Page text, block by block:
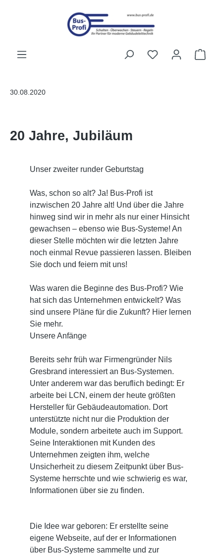
Przejdź do głównej zawartości
Masz 0
30.08.2020
20 Jahre, Jubiläum
Unser zweiter runder Geburtstag
Was, schon so alt? Ja! Bus-Profi ist
inzwischen 20 Jahre alt! Und über die Jahre
hinweg sind wir in mehr als nur einer Hinsicht
gewachsen – ebenso wie Bus-Systeme! An
dieser Stelle möchten wir die letzten Jahre
noch einmal Revue passieren lassen. Bleiben
Sie doch und feiern mit uns!
Was waren die Beginne des Bus-Profi? Wie
hat sich das Unternehmen entwickelt? Was
sind unsere Pläne für die Zukunft? Hier lernen
Sie mehr.
Unsere Anfänge
Bereits sehr früh war Firmengründer Nils
Gresbrand interessiert an Bus-Systemen.
Unter anderem war das beruflich bedingt: Er
arbeite bei LCN, einem der heute größten
Hersteller für Gebäudeautomation. Dort
unterstützte nicht nur die Produktion der
Module, sondern arbeitete auch im Support.
Seine Interaktionen mit Kunden des
Unternehmen zeigten ihm, welche
Unsicherheit zu diesem Zeitpunkt über Bus-
Systeme herrschte und wie schwierig es war,
Informationen über sie zu finden.
Die Idee war geboren: Er erstellte seine
eigene Webseite, auf der er Informationen
über Bus-Systeme sammelte und zur